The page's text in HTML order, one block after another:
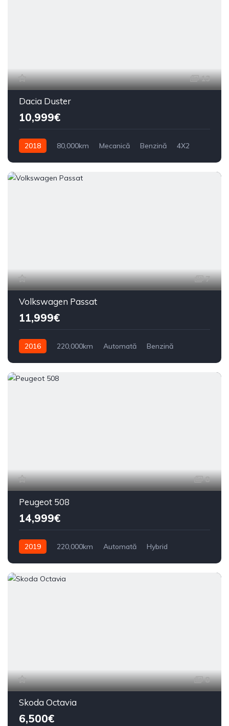
13
Dacia Duster
10,999€
2018 80,000km Mecanică Benzină 4X2
7
Volkswagen Passat
11,999€
2016 220,000km Automată
Benzină
8
Peugeot 508
14,999€
2019 220,000km Automată
Hybrid
8
Skoda Octavia
6,500€